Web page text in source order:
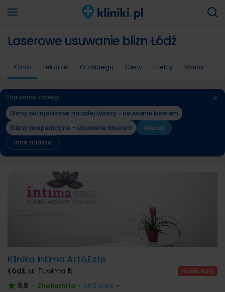
Laserowe usuwanie blizn Łódź
Kliniki Lekarze O zabiegu Ceny Efekty Mapa
Popularne zabiegi:
Blizny potrądzikowe na całej twarzy - usuwanie laserem
Blizny pooperacyjne - usuwanie laserem
Więcej
Inne miasto
Klinika Intima Art&Este
Łódź, ul. Tuwima 15
9,8 • Znakomita • 2412 opinii